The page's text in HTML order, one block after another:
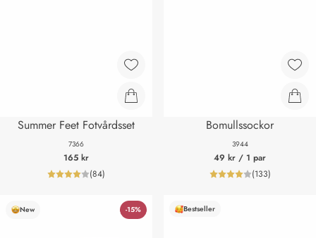
Summer Feet Fotvårdsset
7366
165 kr
product_reviewNumberLabel
(84)
Bomullssockor
3944
49 kr / 1 par
(133)
New -15% Bestseller